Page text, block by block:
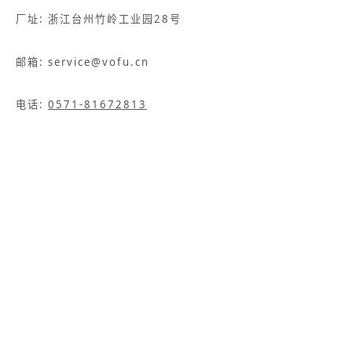
厂址: 浙江台州竹岭工业园28号
邮箱: service@vofu.cn
电话: 0571-81672813